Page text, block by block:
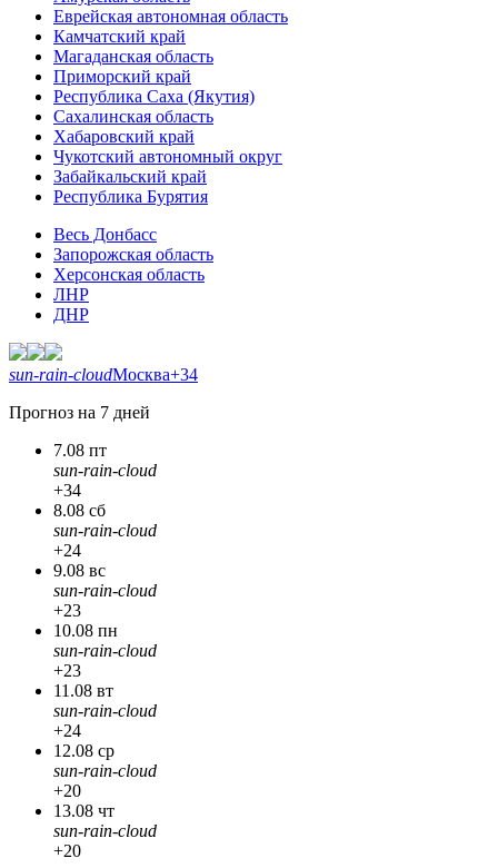
Еврейская автономная область
Камчатский край
Магаданская область
Приморский край
Республика Саха (Якутия)
Сахалинская область
Хабаровский край
Чукотский автономный округ
Забайкальский край
Республика Бурятия
Весь Донбасс
Запорожская область
Херсонская область
ЛНР
ДНР
sun-rain-cloudМосква+34
Прогноз на 7 дней
7.08 пт
sun-rain-cloud
+34
8.08 сб
sun-rain-cloud
+24
9.08 вс
sun-rain-cloud
+23
10.08 пн
sun-rain-cloud
+23
11.08 вт
sun-rain-cloud
+24
12.08 ср
sun-rain-cloud
+20
13.08 чт
sun-rain-cloud
+20